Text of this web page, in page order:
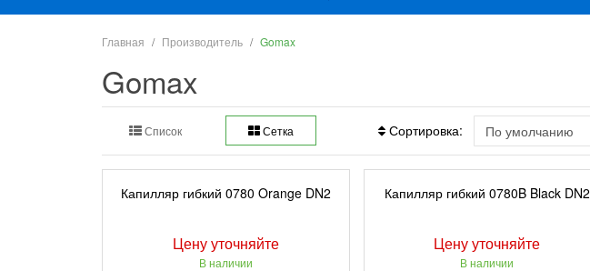
Главная Производитель Gomax
Gomax
Список Сетка Сортировка:
Капилляр гибкий 0780 Orange DN2
Цену уточняйте
В наличии
Капилляр гибкий 0780B Black DN2
Цену уточняйте
В наличии